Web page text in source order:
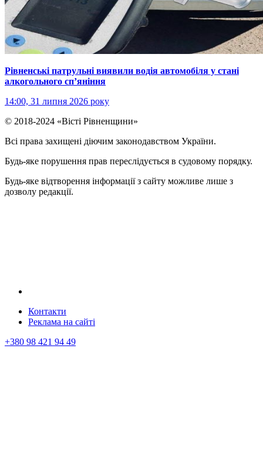
Рівненські патрульні виявили водія автомобіля у стані
алкогольного сп’яніння
14:00, 31 липня 2026 року
© 2018-2024 «Вісті Рівненщини»
Всі права захищені діючим законодавством України.
Будь-яке порушення прав переслідується в судовому порядку.
Будь-яке відтворення інформації з сайту можливе лише з
дозволу редакції.
Контакти
Реклама на сайтi
+380 98 421 94 49